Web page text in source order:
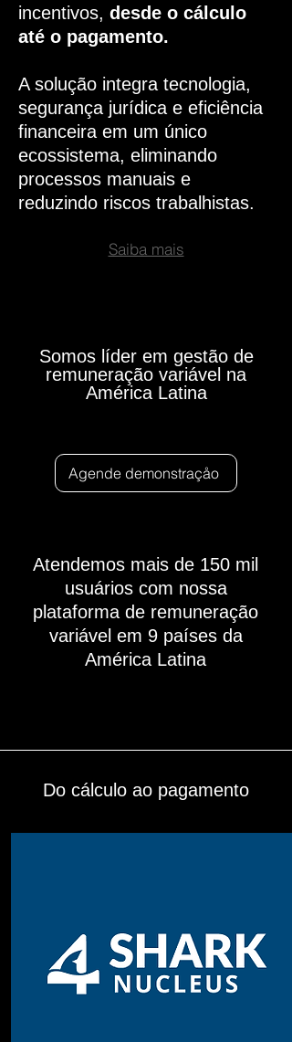
incentivos, desde o cálculo
até o pagamento.
A solução integra tecnologia,
segurança jurídica e eficiência
financeira em um único
ecossistema, eliminando
processos manuais e
reduzindo riscos trabalhistas.
Saiba mais
Somos líder em gestão de
remuneração variável na
América Latina
Agende demonstraçåo
Atendemos mais de 150 mil
usuários com nossa
plataforma de remuneração
variável em 9 países da
América Latina
Do cálculo ao pagamento